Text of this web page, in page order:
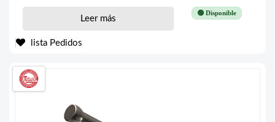
🟢 Disponible
Leer más
lista Pedidos